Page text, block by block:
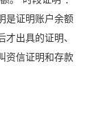
是证明账户余额
出具的证明、
资信证明和存款